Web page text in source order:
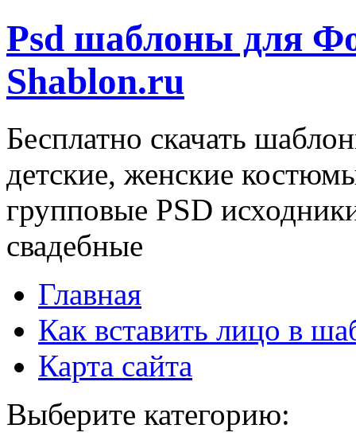
Psd шаблоны для
Shablon.ru
Бесплатно скачать
детские, женские
групповые PSD
свадебные
Главная
Как вставить лицо в
Карта сайта
Выберите категорию: